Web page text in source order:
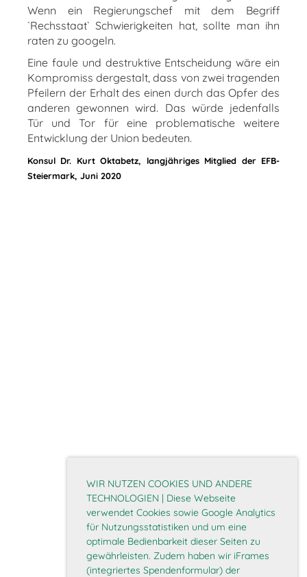
WIR NUTZEN COOKIES UND ANDERE
TECHNOLOGIEN | Diese Webseite
verwendet Cookies sowie Google Analytics
für Nutzungsstatistiken und um eine
optimale Bedienbarkeit dieser Seiten zu
gewährleisten. Zudem haben wir iFrames
(integriertes Spendenformular) der
Wenn ein Regierungschef mit dem Begriff
`Rechsstaat` Schwierigkeiten hat, sollte man ihn
raten zu googeln.
Eine faule und destruktive Entscheidung wäre ein
Kompromiss dergestalt, dass von zwei tragenden
Pfeilern der Erhalt des einen durch das Opfer des
anderen gewonnen wird. Das würde jedenfalls
Tür und Tor für eine problematische weitere
Entwicklung der Union bedeuten.
Konsul Dr. Kurt Oktabetz, langjähriges Mitglied der EFB-
Steiermark, Juni 2020